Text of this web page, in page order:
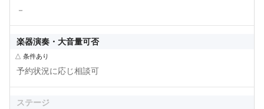
－
楽器演奏・大音量可否
△ 条件あり
予約状況に応じ相談可
ステージ